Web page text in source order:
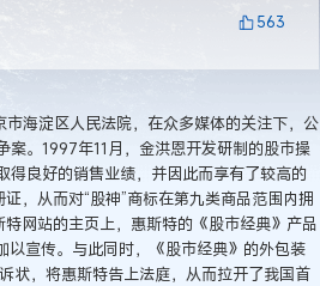
563
淀区人民法院，在众多媒体的关注下，公
。1997年11月，金洪恩开发研制的股市操
得良好的销售业绩，并因此而享有了较高的
，从而对“股神”商标在第九类商品范围内拥
网站的主页上，惠斯特的《股市经典》产品
宣传。与此同时，《股市经典》的外包装
状，将惠斯特告上法庭，从而拉开了我国首